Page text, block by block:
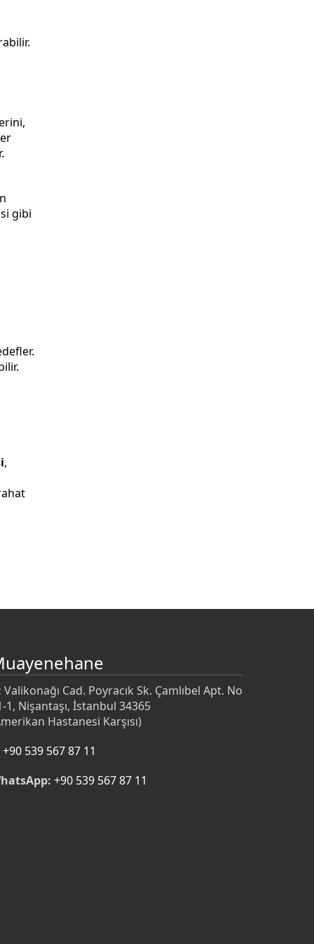
gibi
,
Valikonağı Cad. Poyracık Sk. Çamlıbel Apt. No
1, Nişantaşı, İstanbul 34365
Hastanesi Karşısı)
+90 539 567 87 11
+90 539 567 87 11